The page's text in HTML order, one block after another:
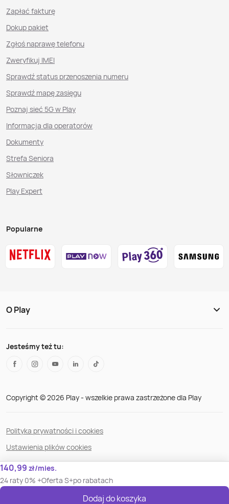
140,99 zł/mies.
24 raty 0% +Oferta S+po rabatach
Dodaj do koszyka
Zapłać fakturę
Dokup pakiet
Zgłoś naprawę telefonu
Zweryfikuj IMEI
Sprawdź status przenoszenia numeru
Sprawdź mapę zasięgu
Poznaj sieć 5G w Play
Informacja dla operatorów
Dokumenty
Strefa Seniora
Słowniczek
Play Expert
Popularne
O Play
Jesteśmy też tu:
Copyright © 2026 Play - wszelkie prawa zastrzeżone dla Play
Polityka prywatności i cookies
Ustawienia plików cookies
Regulamin serwisu
Bezpieczeństwo danych